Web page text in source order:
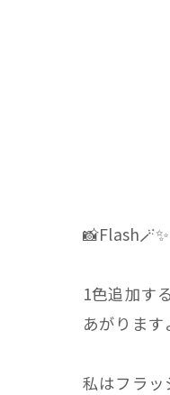
📸Flash🪄✨
1色追加す
私はフラ